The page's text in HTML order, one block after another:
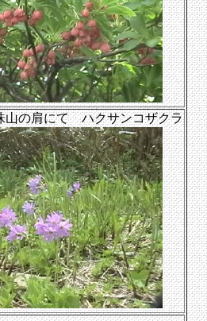
山の肩にて ハクサンコザクラ